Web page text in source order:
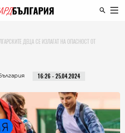
ДЕЦА СЕ ИЗЛАГАТ НА ОПАСНОСТ ОТ
16:26 - 25.04.2024